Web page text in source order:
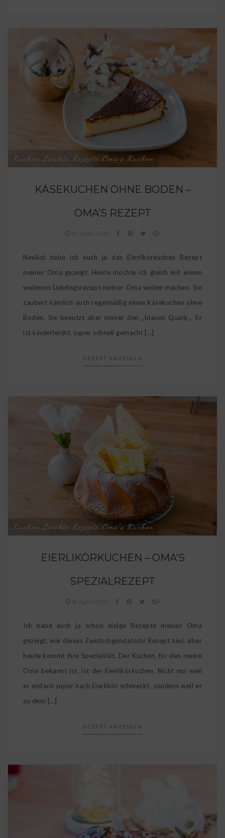
Kuchen , Leichte Rezepte, Oma's Kuchen
KÄSEKUCHEN OHNE BODEN –
OMA’S REZEPT
13. April 2019
Neulich habe ich euch ja das Eierlikörkuchen Rezept
meiner Oma gezeigt. Heute möchte ich gleich mit einem
weiteren Lieblingsrezept meiner Oma weiter machen. Sie
zaubert nämlich auch regelmäßig einen Käsekuchen ohne
Boden. Sie benutzt aber immer den „blauen Quark„. Er
ist kinderleicht, super schnell gemacht […]
REZEPT ANZEIGEN
Kuchen ,Leichte Rezepte, Oma's Kuchen
EIERLIKÖRKUCHEN – OMA’S
SPEZIALREZEPT
6. April 2019
Ich habe euch ja schon einige Rezepte meiner Oma
gezeigt, wie dieses Zwetschgendatschi Rezept hier, aber
heute kommt ihre Spezialität. Der Kuchen, für den meine
Oma bekannt ist, ist der Eierlikörkuchen. Nicht nur weil
er einfach super nach Eierlikör schmeckt, sondern weil er
zu dem […]
REZEPT ANZEIGEN